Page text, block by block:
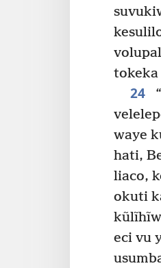
tokeka
24
waye
hati,
liaco,
okuti
eci vu